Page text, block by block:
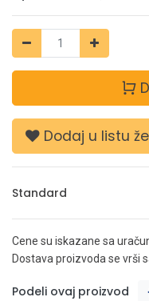
Dodaj u listu
Standard
Cene su iskazane sa
Dostava proizvoda se vrši
Podeli ovaj proizvod